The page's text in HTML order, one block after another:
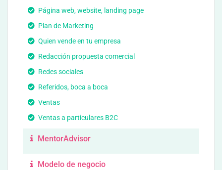
Página web, website, landing page
Plan de Marketing
Quien vende en tu empresa
Redacción propuesta comercial
Redes sociales
Referidos, boca a boca
Ventas
Ventas a particulares B2C
MentorAdvisor
Modelo de negocio